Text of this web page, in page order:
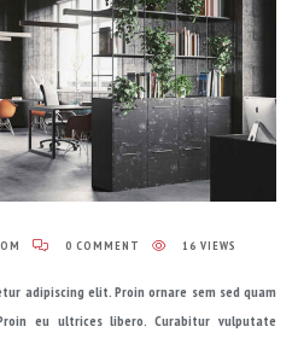
0 COMMENT 16 VIEWS
adipiscing elit. Proin ornare sem sed quam
eu ultrices libero. Curabitur vulputate